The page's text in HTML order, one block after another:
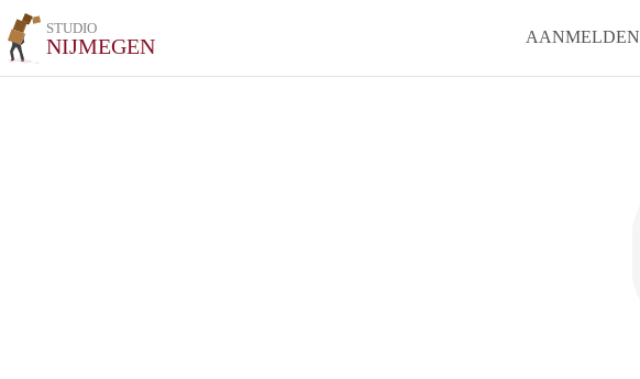
STUDIO
NIJMEGEN AANMELDEN